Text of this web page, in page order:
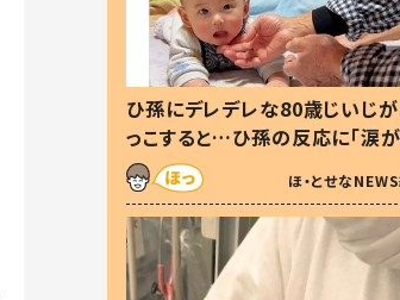
ひ孫にデレデレな80歳じいじが
っこすると…ひ孫の反応に「涙
した」「可愛くて仕方ない」
ほ・とせな